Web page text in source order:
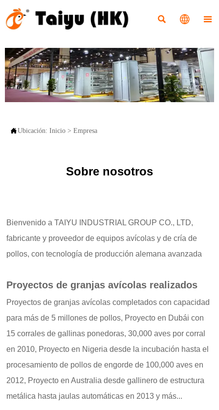
  
Ubicación: Inicio > Empresa
Sobre nosotros
Bienvenido a TAIYU INDUSTRIAL GROUP CO., LTD,
fabricante y proveedor de equipos avícolas y de cría de
pollos, con tecnología de producción alemana avanzada
Proyectos de granjas avícolas realizados
Proyectos de granjas avícolas completados con capacidad
para más de 5 millones de pollos, Proyecto en Dubái con
15 corrales de gallinas ponedoras, 30,000 aves por corral
en 2010, Proyecto en Nigeria desde la incubación hasta el
procesamiento de pollos de engorde de 100,000 aves en
2012, Proyecto en Australia desde gallinero de estructura
metálica hasta jaulas automáticas en 2013 y más...